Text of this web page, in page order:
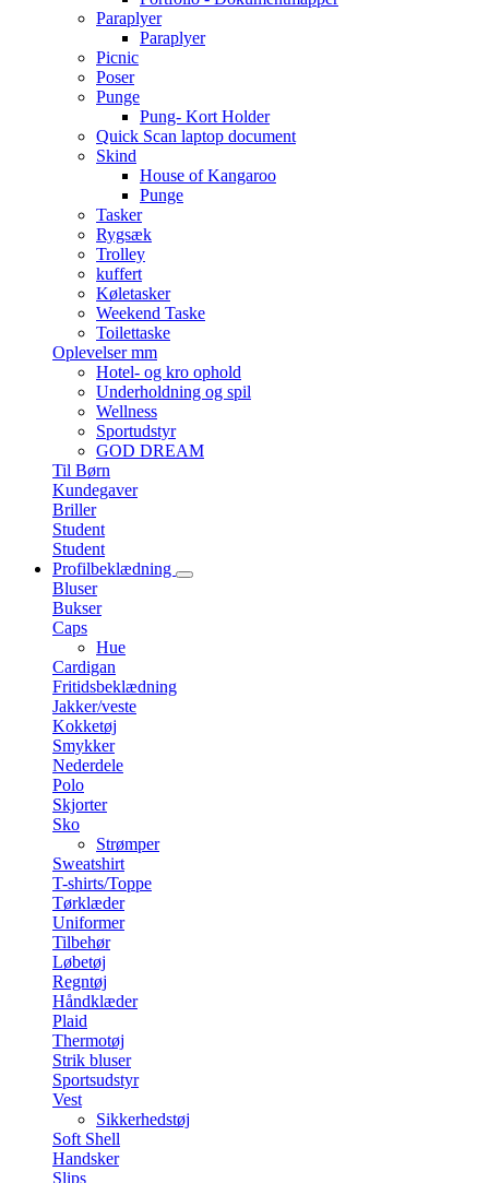
Paraplyer
Paraplyer
Picnic
Poser
Punge
Pung- Kort Holder
Quick Scan laptop document
Skind
House of Kangaroo
Punge
Tasker
Rygsæk
Trolley
kuffert
Køletasker
Weekend Taske
Toilettaske
Oplevelser mm
Hotel- og kro ophold
Underholdning og spil
Wellness
Sportudstyr
GOD DREAM
Til Børn
Kundegaver
Briller
Student
Student
Profilbeklædning
Bluser
Bukser
Caps
Hue
Cardigan
Fritidsbeklædning
Jakker/veste
Kokketøj
Smykker
Nederdele
Polo
Skjorter
Sko
Strømper
Sweatshirt
T-shirts/Toppe
Tørklæder
Uniformer
Tilbehør
Løbetøj
Regntøj
Håndklæder
Plaid
Thermotøj
Strik bluser
Sportsudstyr
Vest
Sikkerhedstøj
Soft Shell
Handsker
Slips